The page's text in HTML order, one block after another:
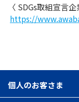
〈 SDGs取組宣言
https://
個人のお客さま